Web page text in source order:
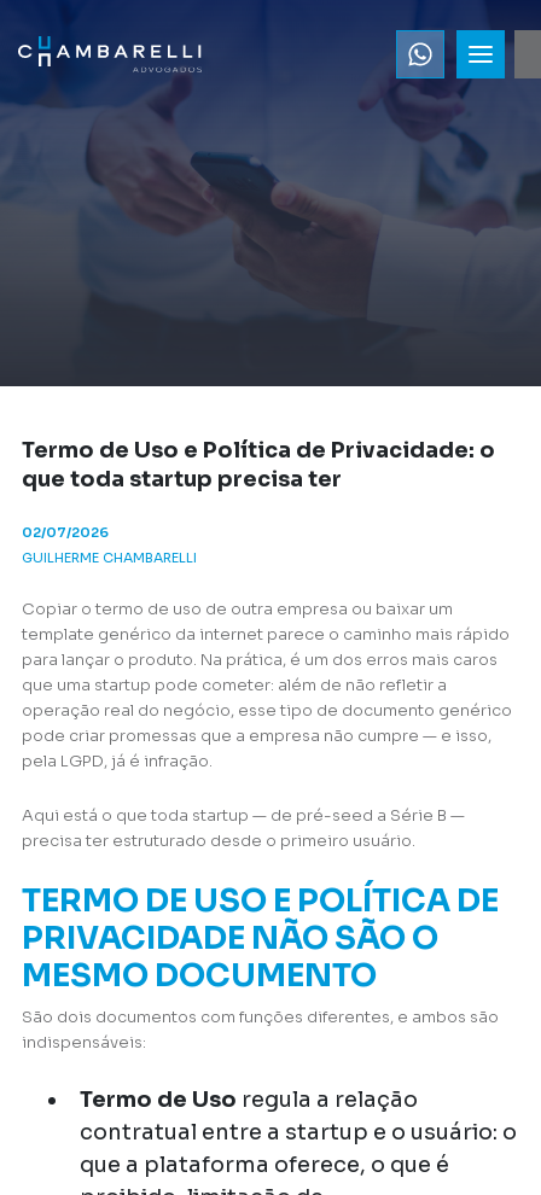
Termo de Uso e Política de Privacidade: o
que toda startup precisa ter
02/07/2026
GUILHERME CHAMBARELLI
Copiar o termo de uso de outra empresa ou baixar um
template genérico da internet parece o caminho mais rápido
para lançar o produto. Na prática, é um dos erros mais caros
que uma startup pode cometer: além de não refletir a
operação real do negócio, esse tipo de documento genérico
pode criar promessas que a empresa não cumpre — e isso,
pela LGPD, já é infração.
Aqui está o que toda startup — de pré-seed a Série B —
precisa ter estruturado desde o primeiro usuário.
TERMO DE USO E POLÍTICA DE
PRIVACIDADE NÃO SÃO O
MESMO DOCUMENTO
São dois documentos com funções diferentes, e ambos são
indispensáveis:
Termo de Uso regula a relação
contratual entre a startup e o usuário: o
que a plataforma oferece, o que é